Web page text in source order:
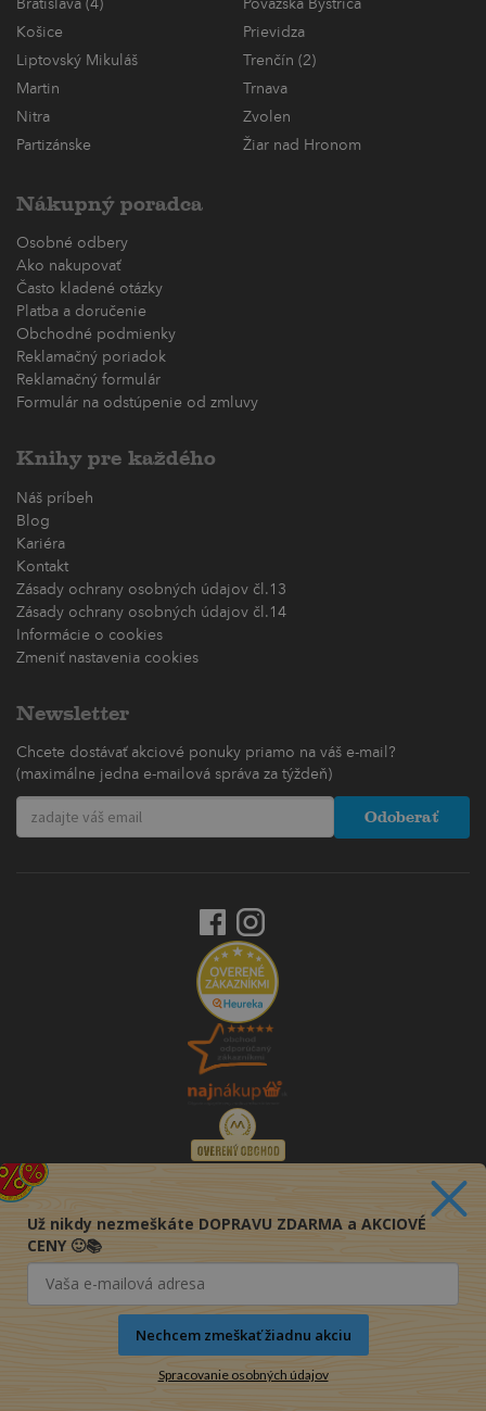
Bratislava (4)
Považská Bystrica
Košice
Prievidza
Liptovský Mikuláš
Trenčín (2)
Martin
Trnava
Nitra
Zvolen
Partizánske
Žiar nad Hronom
Nákupný poradca
Osobné odbery
Ako nakupovať
Často kladené otázky
Platba a doručenie
Obchodné podmienky
Reklamačný poriadok
Reklamačný formulár
Formulár na odstúpenie od zmluvy
Knihy pre každého
Náš príbeh
Blog
Kariéra
Kontakt
Zásady ochrany osobných údajov čl.13
Zásady ochrany osobných údajov čl.14
Informácie o cookies
Zmeniť nastavenia cookies
Newsletter
Chcete dostávať akciové ponuky priamo na váš e-mail?
(maximálne jedna e-mailová správa za týždeň)
Odoberať
Už nikdy nezmeškáte DOPRAVU ZDARMA a AKCIOVÉ
CENY 🙂📚
Nechcem zmeškať žiadnu akciu
Spracovanie osobných údajov